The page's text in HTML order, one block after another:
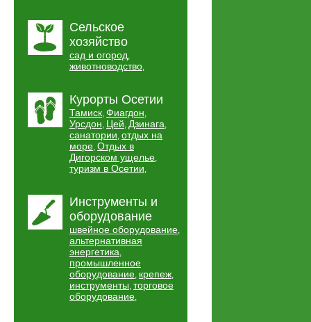
Сельское
хозяйство
сад и огород,
животноводство,
Курорты Осетии
Тамиск, Фиагдон,
Урсдон, Цей, Дзинага,
санатории, отдых на
море, Отдых в
Дигорском ущелье,
туризм в Осетии,
Инструменты и
оборудование
швейное оборудование,
альтернативная
энергетика,
промышленное
оборудование, крепеж,
инструменты, торговое
оборудование,